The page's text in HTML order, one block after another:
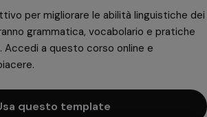
per migliorare le abilità linguistiche dei
grammatica, vocabolario e pratiche
Accedi a questo corso online e
questo template